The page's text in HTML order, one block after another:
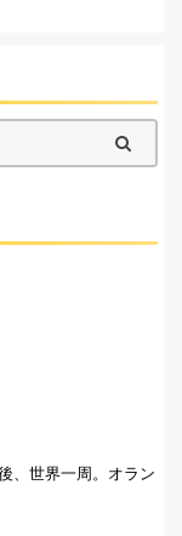
、世界一周。オラン